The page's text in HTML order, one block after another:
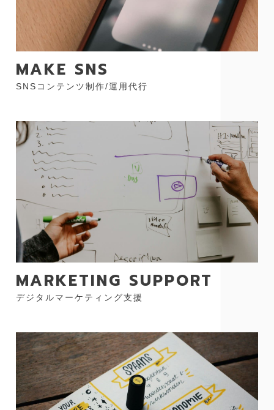
MAKE SNS
SNSコンテンツ制作/運用代行
MARKETING SUPPORT
デジタルマーケティング支援